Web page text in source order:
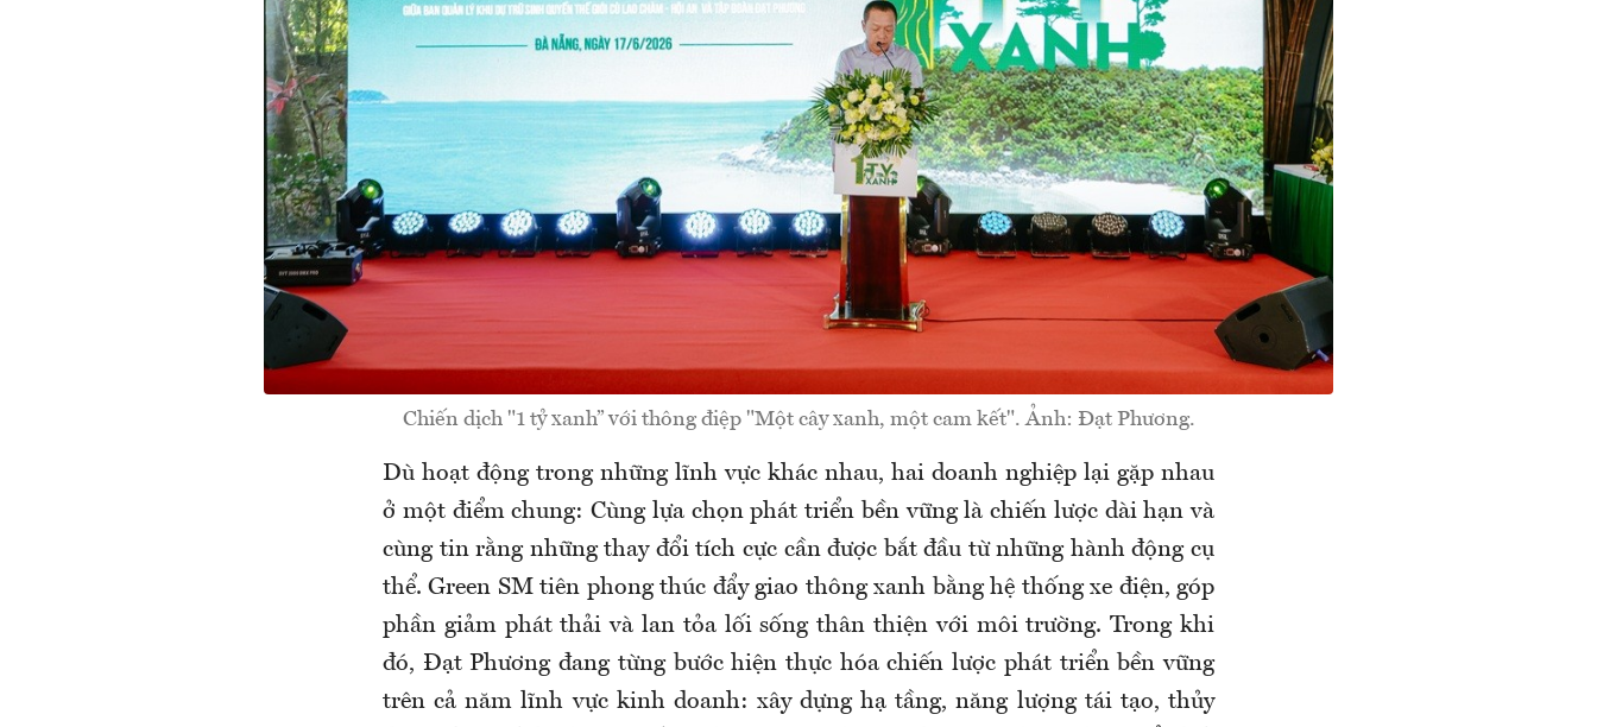
Chiến dịch "1 tỷ xanh” với thông điệp "Một cây xanh, một cam kết". Ảnh: Đạt Phương.
Dù hoạt động trong những lĩnh vực khác nhau, hai doanh nghiệp lại gặp nhau
ở một điểm chung: Cùng lựa chọn phát triển bền vững là chiến lược dài hạn và
cùng tin rằng những thay đổi tích cực cần được bắt đầu từ những hành động cụ
thể. Green SM tiên phong thúc đẩy giao thông xanh bằng hệ thống xe điện, góp
phần giảm phát thải và lan tỏa lối sống thân thiện với môi trường. Trong khi
đó, Đạt Phương đang từng bước hiện thực hóa chiến lược phát triển bền vững
trên cả năm lĩnh vực kinh doanh: xây dựng hạ tầng, năng lượng tái tạo, thủy